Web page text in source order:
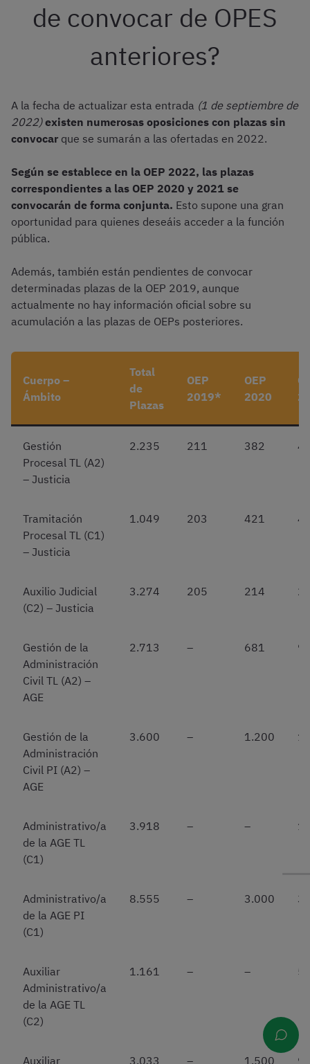
de convocar de OPES
anteriores?
A la fecha de actualizar esta entrada (1 de septiembre de
2022) existen numerosas oposiciones con plazas sin
convocar que se sumarán a las ofertadas en 2022.
Según se establece en la OEP 2022, las plazas
correspondientes a las OEP 2020 y 2021 se
convocarán de forma conjunta. Esto supone una gran
oportunidad para quienes deseáis acceder a la función
pública.
Además, también están pendientes de convocar
determinadas plazas de la OEP 2019, aunque
actualmente no hay información oficial sobre su
acumulación a las plazas de OEPs posteriores.
Cuerpo –
Ámbito
Total
de
Plazas
OEP
2019*
OEP
2020
Gestión
Procesal TL (A2)
– Justicia
2.235 211 382
Tramitación
Procesal TL (C1)
– Justicia
1.049 203 421
Auxilio Judicial
(C2) – Justicia
3.274 205 214
Gestión de la
Administración
Civil TL (A2) –
AGE
2.713 – 681
Gestión de la
Administración
Civil PI (A2) –
AGE
3.600 – 1.200
Administrativo/a
de la AGE TL
(C1)
3.918 – –
Administrativo/a
de la AGE PI
(C1)
8.555 – 3.000
Auxiliar
Administrativo/a
de la AGE TL
(C2)
1.161 – –
Auxiliar 3.033 – 1.500